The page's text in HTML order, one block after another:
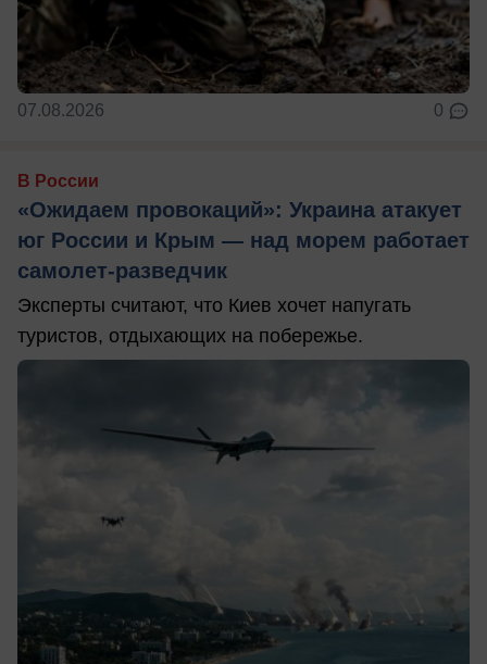
07.08.2026 0
В России
«Ожидаем провокаций»: Украина атакует
юг России и Крым — над морем работает
самолет-разведчик
Эксперты считают, что Киев хочет напугать
туристов, отдыхающих на побережье.